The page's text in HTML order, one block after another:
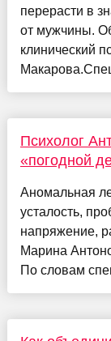
перерасти в
от мужчины.
клинический
Психолог
«погодной
Аномальная
усталость,
напряжение,
Марина
По словам